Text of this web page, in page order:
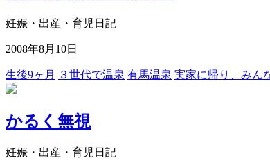
妊娠・出産・育児日記
2008年8月10日
生後9ヶ月 ３世代で温泉 有馬温泉 実家に帰り、みん
かるく無視
妊娠・出産・育児日記